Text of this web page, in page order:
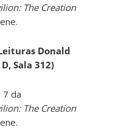
The Creation
Donald
Sala 312)
da
The Creation